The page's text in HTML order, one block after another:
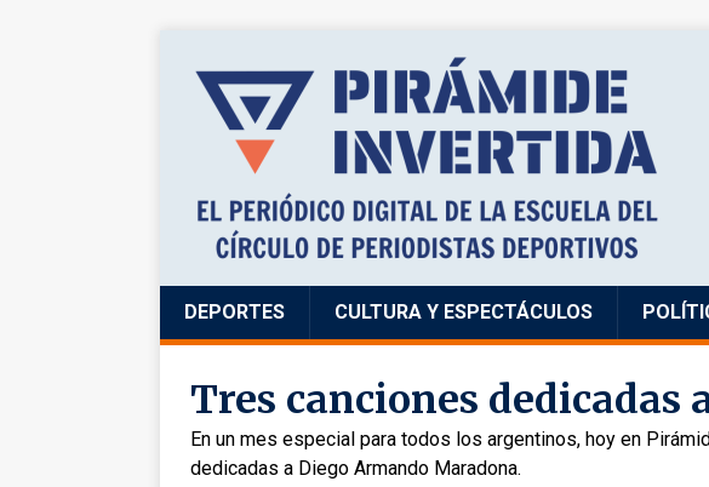
DEPORTES CULTURA Y ESPECTÁCULOS
Tres canciones dedicadas
En un mes especial para todos los argentinos, hoy en
dedicadas a Diego Armando Maradona.